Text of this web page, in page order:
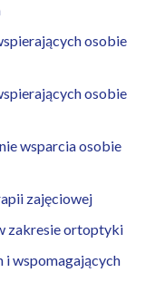
osobie
osobie
wsparcia osobie
zajęciowej
zakresie ortoptyki
i wspomagających